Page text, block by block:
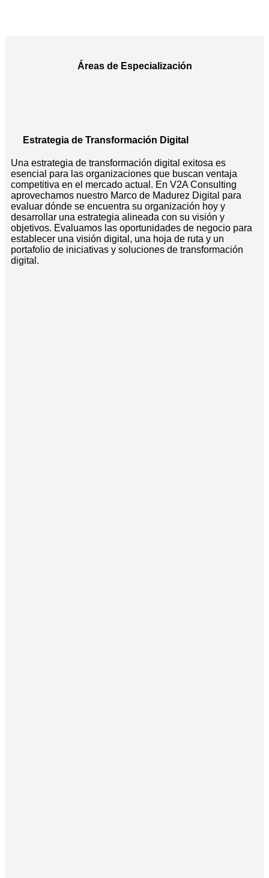
Áreas de Especialización
Estrategia de Transformación Digital
Una estrategia de transformación digital exitosa es
esencial para las organizaciones que buscan ventaja
competitiva en el mercado actual. En V2A Consulting
aprovechamos nuestro Marco de Madurez Digital para
evaluar dónde se encuentra su organización hoy y
desarrollar una estrategia alineada con su visión y
objetivos. Evaluamos las oportunidades de negocio para
establecer una visión digital, una hoja de ruta y un
portafolio de iniciativas y soluciones de transformación
digital.